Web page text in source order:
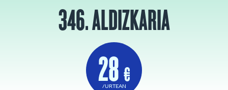
346. ALDIZKARIA
28 €
/URTEAN